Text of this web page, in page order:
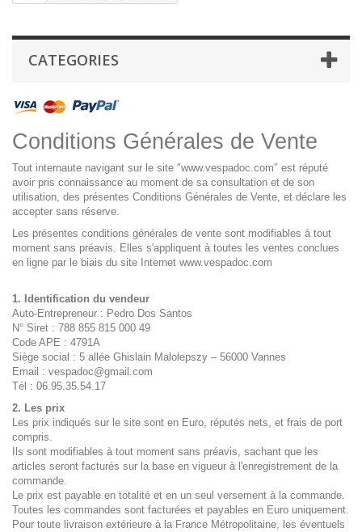
CATEGORIES
Conditions Générales de Vente
Tout internaute navigant sur le site ″www.vespadoc.com″ est réputé
avoir pris connaissance au moment de sa consultation et de son
utilisation, des présentes Conditions Générales de Vente, et déclare les
accepter sans réserve.
Les présentes conditions générales de vente sont modifiables à tout
moment sans préavis. Elles s'appliquent à toutes les ventes conclues
en ligne par le biais du site Internet www.vespadoc.com
1. Identification du vendeur
Auto-Entrepreneur : Pedro Dos Santos
N° Siret : 788 855 815 000 49
Code APE : 4791A
Siège social : 5 allée Ghislain Malolepszy – 56000 Vannes
Email : vespadoc@gmail.com
Tél : 06.95.35.54.17
2. Les prix
Les prix indiqués sur le site sont en Euro, réputés nets, et frais de port
compris.
Ils sont modifiables à tout moment sans préavis, sachant que les
articles seront facturés sur la base en vigueur à l'enregistrement de la
commande.
Le prix est payable en totalité et en un seul versement à la commande.
Toutes les commandes sont facturées et payables en Euro uniquement.
Pour toute livraison extérieure à la France Métropolitaine, les éventuels